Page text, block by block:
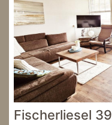
Fischerliesel 39